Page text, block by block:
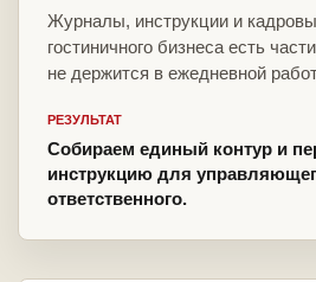
Журналы, инструкции и
гостиничного бизнеса есть
не держится в ежедневной
РЕЗУЛЬТАТ
Собираем единый контур и
инструкцию для
ответственного.